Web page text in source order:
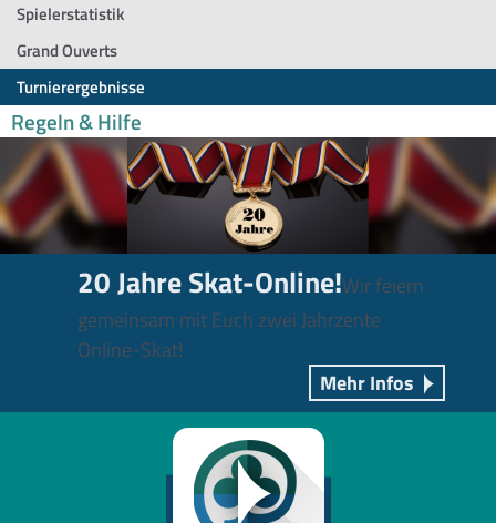
Spielerstatistik
Grand Ouverts
Turnierergebnisse
Regeln & Hilfe
20 Jahre Skat-Online!Wir feiern
gemeinsam mit Euch zwei Jahrzente
Online-Skat!
Mehr Infos